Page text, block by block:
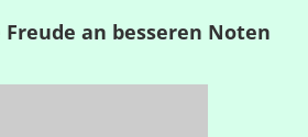
Freude an besseren Noten